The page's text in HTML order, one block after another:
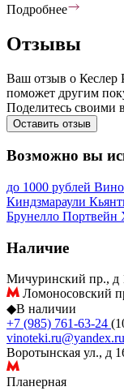
Подробнее
Отзывы
Ваш отзыв о Кеслер
поможет другим
Поделитесь своими
Оставить отзыв
Возможно вы
до 1000 рублей Вино
Киндзмараули
Брунелло Портвейн
Наличие
Мичуринский пр., д
Ломоносовский
◆В наличии
+7 (985) 761-63-24
vinoteki.ru@yandex.ru
Воротынская ул., д
Планерная